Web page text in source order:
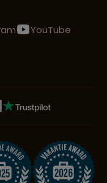
YouTube